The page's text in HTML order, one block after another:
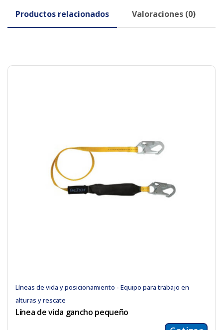
Productos relacionados Valoraciones (0)
Líneas de vida y posicionamiento - Equipo para trabajo en
alturas y rescate
Línea de vida gancho pequeño